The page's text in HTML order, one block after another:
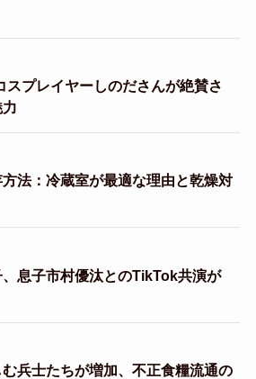
スプレイヤーしのださんが絶賛さ
法：冷蔵室が最適な理由と乾燥対
息子市村優汰とのTikTok共演が
兵士たちが増加、不正食糧流通の